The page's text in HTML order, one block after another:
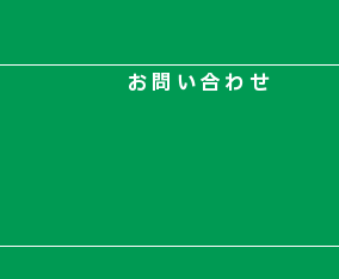
お問い合わせ